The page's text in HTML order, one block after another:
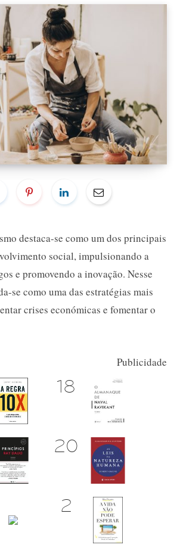
destaca-se como um dos principais
social, impulsionando a
e promovendo a inovação. Nesse
se como uma das estratégias mais
crises económicas e fomentar o
Publicidade